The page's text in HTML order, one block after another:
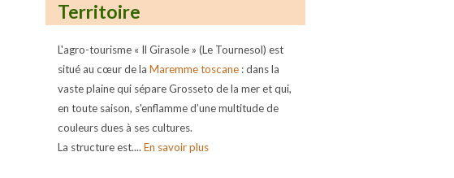
Territoire
L'agro-tourisme « Il Girasole » (Le Tournesol) est
situé au cœur de la Maremme toscane : dans la
vaste plaine qui sépare Grosseto de la mer et qui,
en toute saison, s'enflamme d’une multitude de
couleurs dues à ses cultures.
La structure est.... En savoir plus